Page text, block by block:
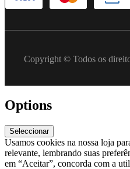
Copyright © Todos os
Options
Seleccionar
Usamos cookies na nossa loja
relevante, lembrando suas
em “Aceitar”, concorda com a